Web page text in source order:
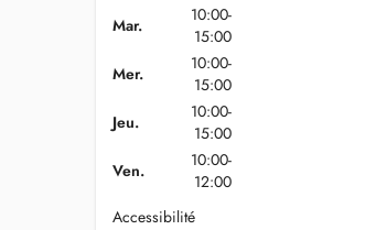
Mar.
10:00-
15:00
Mer.
10:00-
15:00
Jeu.
10:00-
15:00
Ven.
10:00-
12:00
Accessibilité